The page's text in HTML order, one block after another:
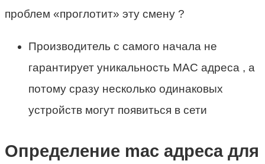
проблем «проглотит» эту смену ?
Производитель с самого начала не
гарантирует уникальность MAC адреса , а
потому сразу несколько одинаковых
устройств могут появиться в сети
Определение mac адреса для